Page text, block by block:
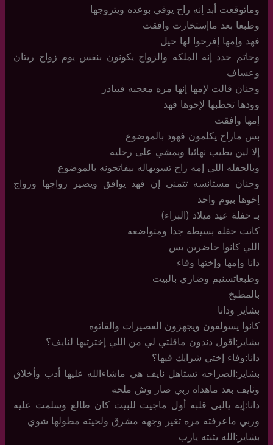
وماتوقعت أبد إنه راح يوفي بوعده ويتزوجها
وطبعا بعد ماإستخارت وافقت
فهد وإمها إفرحوا لها حيل
وحاتم حدد إنه الملكه والزواج يكونون بنفس يوم زواج ريتان
وعساف
وحنان قالت لإمها إنها مره معجبه فبيادر
وودها تخطبها لإخوها فهد
إمها وافقت
بس ماراح يكلمون فهود بالموضوع
إلا لين يطيب نهائيا ويمشي على رجليه
وبالحفله اللي إمه راح تسويهاله بيفاتحونه بالموضوع
وحنان مستانسه تتمنى إن فهد يوافق ويصير زواجها وزواج
إخوها بيوم واحد
بـ حفلة عيد ميلاد (البراء)
كانت حفله بسيطه جدا ومتواضعه
اللي كانوا حاضرين بس
دانا وإمها وإختها وفاء
وطبعاتسنيم وضاري بالبيت
بالمطبخ
بشاير ودانا
كانوا يسولفون ويجهزون العصيرات والقاتوه
بشاير:اقول دندون ماقلتي لي من اللي إخترتيها لنايف؟
دانا:وفاء إختي شرايك فيها؟
بشاير:الصراحه تستاهل نايف هي ماشاءالله عليها أدب وأخلاق
ونايف بعد ماهداه ربي صار وش ملحه
دانا:إيه يالبى قلبه أول ماجيت للبيت كان طالع وسلمت عليه
وربي ماعرفته مره تغير وجهه مشرق ولحيته مطولها شوي
بشاير:الله يثبته يارب